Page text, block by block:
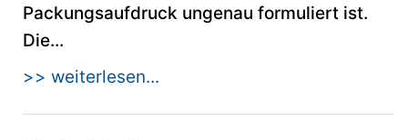
Packungsaufdruck ungenau formuliert ist.
Die...
>> weiterlesen...